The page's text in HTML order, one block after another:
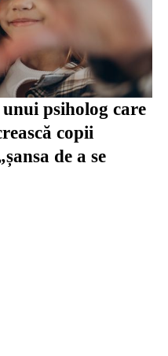
psiholog care
copii
de a se